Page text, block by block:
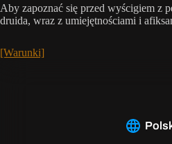
Aby zapoznać się przed wyścigiem z
druida, wraz z umiejętnościami i
[Warunki]